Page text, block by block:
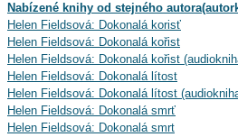
Nabízené knihy od stejného
Helen Fieldsová: Dokonalá korisť
Helen Fieldsová: Dokonalá kořist
Helen Fieldsová: Dokonalá kořist
Helen Fieldsová: Dokonalá lítost
Helen Fieldsová: Dokonalá lítost
Helen Fieldsová: Dokonalá smrť
Helen Fieldsová: Dokonalá smrt